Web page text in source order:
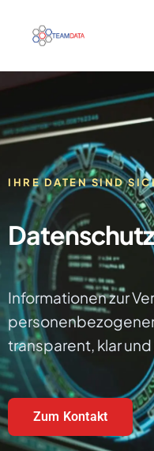
IHRE DATEN SIND
Informationen zur
transparent, klar
Zum Kontakt